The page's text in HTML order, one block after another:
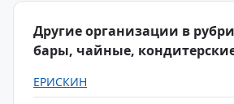
Другие организации в
бары, чайные,
ЕРИСКИН